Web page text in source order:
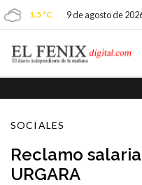
1.5 ºC 9 de agosto de
SOCIALES
Reclamo
URGARA